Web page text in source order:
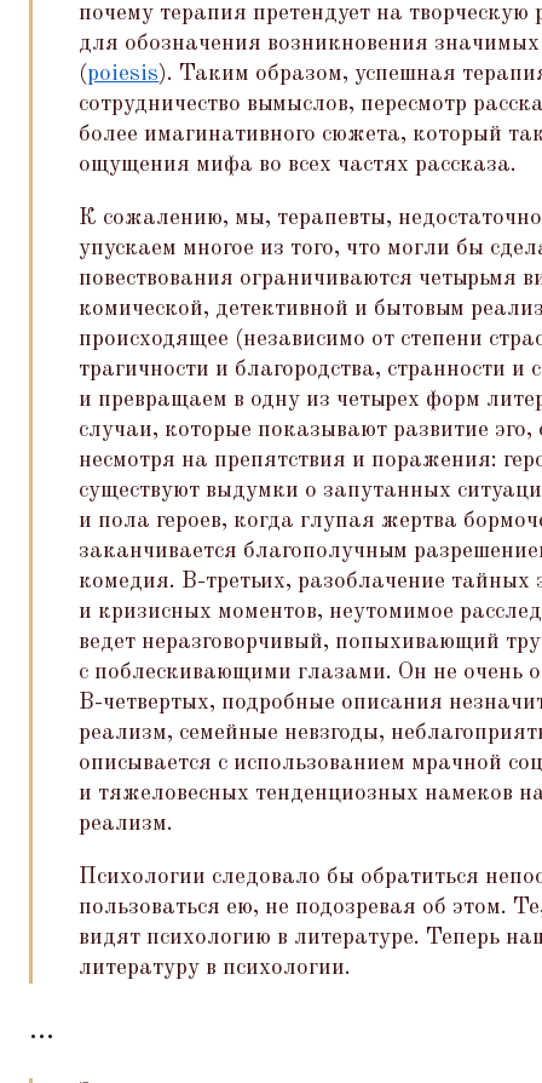
почему терапия претендует на творческую
для обозначения возникновения
(poiesis). Таким образом, успешная
сотрудничество вымыслов, пересмотр
более имагинативного сюжета, который
ощущения мифа во всех частях рассказа.
К сожалению, мы, терапевты,
упускаем многое из того, что могли бы
повествования ограничиваются четырьмя
комической, детективной и бытовым
происходящее (независимо от степени
трагичности и благородства, странности и
и превращаем в одну из четырех форм
случаи, которые показывают развитие эго,
несмотря на препятствия и поражения:
существуют выдумки о запутанных
и пола героев, когда глупая жертва
заканчивается благополучным
комедия. В-третьих, разоблачение тайных
и кризисных моментов, неутомимое
ведет неразговорчивый, попыхивающий
с поблескивающими глазами. Он не очень
В-четвертых, подробные описания
реализм, семейные невзгоды,
описывается с использованием мрачной
и тяжеловесных тенденциозных намеков
реализм.
Психологии следовало бы обратиться
пользоваться ею, не подозревая об этом.
видят психологию в литературе. Теперь
литературу в психологии.
...